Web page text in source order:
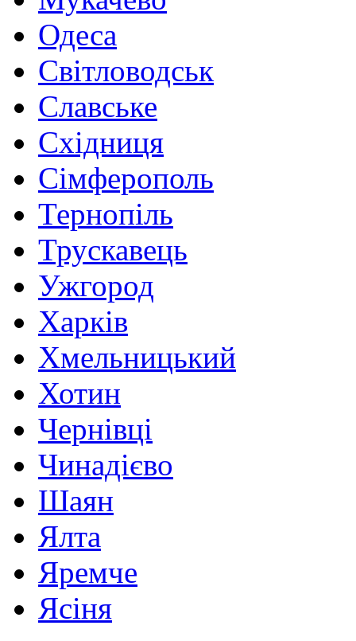
Одеса
Світловодськ
Славське
Східниця
Сімферополь
Тернопіль
Трускавець
Ужгород
Харків
Хмельницький
Хотин
Чернівці
Чинадієво
Шаян
Ялта
Яремче
Ясіня